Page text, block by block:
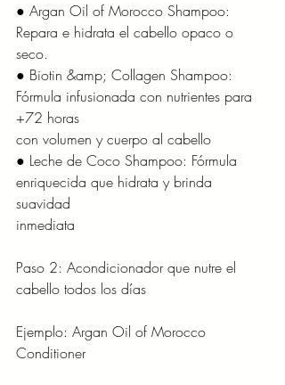
● Argan Oil of Morocco Shampoo:
Repara e hidrata el cabello opaco o
seco.
● Biotin &amp; Collagen Shampoo:
Fórmula infusionada con nutrientes para
+72 horas
con volumen y cuerpo al cabello
● Leche de Coco Shampoo: Fórmula
enriquecida que hidrata y brinda
suavidad
inmediata
Paso 2: Acondicionador que nutre el
cabello todos los días
Ejemplo: Argan Oil of Morocco
Conditioner